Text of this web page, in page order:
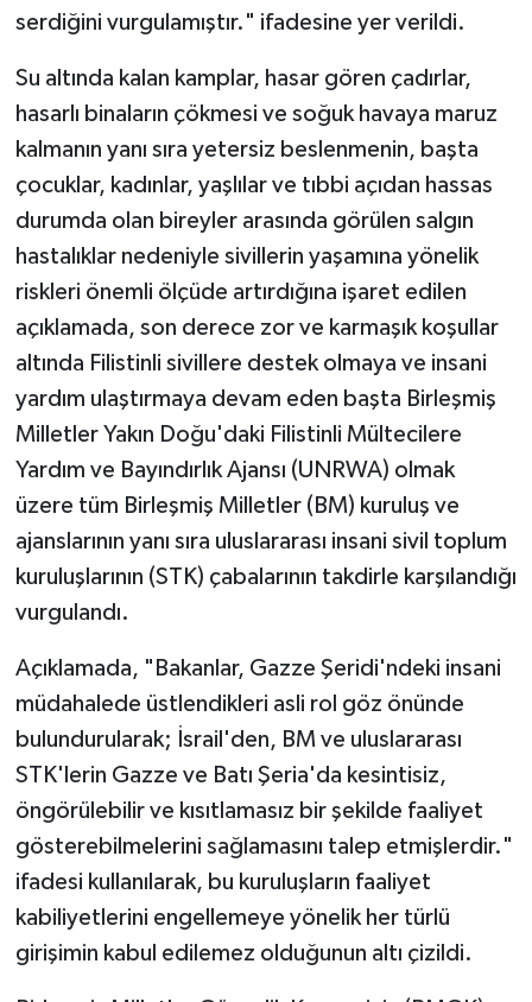
serdiğini vurgulamıştır." ifadesine yer verildi.
Su altında kalan kamplar, hasar gören çadırlar,
hasarlı binaların çökmesi ve soğuk havaya maruz
kalmanın yanı sıra yetersiz beslenmenin, başta
çocuklar, kadınlar, yaşlılar ve tıbbi açıdan hassas
durumda olan bireyler arasında görülen salgın
hastalıklar nedeniyle sivillerin yaşamına yönelik
riskleri önemli ölçüde artırdığına işaret edilen
açıklamada, son derece zor ve karmaşık koşullar
altında Filistinli sivillere destek olmaya ve insani
yardım ulaştırmaya devam eden başta Birleşmiş
Milletler Yakın Doğu'daki Filistinli Mültecilere
Yardım ve Bayındırlık Ajansı (UNRWA) olmak
üzere tüm Birleşmiş Milletler (BM) kuruluş ve
ajanslarının yanı sıra uluslararası insani sivil toplum
kuruluşlarının (STK) çabalarının takdirle karşılandığı
vurgulandı.
Açıklamada, "Bakanlar, Gazze Şeridi'ndeki insani
müdahalede üstlendikleri asli rol göz önünde
bulundurularak; İsrail'den, BM ve uluslararası
STK'lerin Gazze ve Batı Şeria'da kesintisiz,
öngörülebilir ve kısıtlamasız bir şekilde faaliyet
gösterebilmelerini sağlamasını talep etmişlerdir."
ifadesi kullanılarak, bu kuruluşların faaliyet
kabiliyetlerini engellemeye yönelik her türlü
girişimin kabul edilemez olduğunun altı çizildi.